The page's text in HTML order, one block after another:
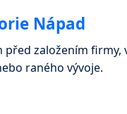
Nápad
před založením firmy,
raného vývoje.